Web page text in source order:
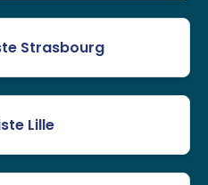
Strasbourg
Lille